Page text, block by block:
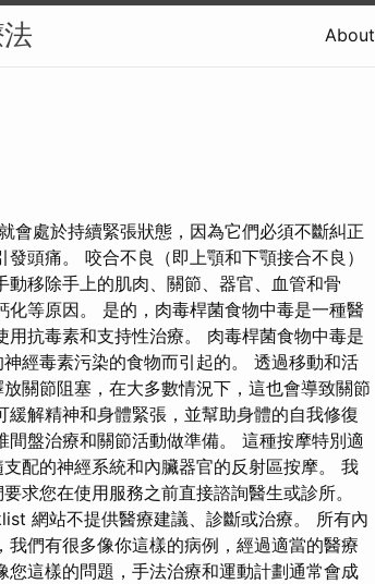
About
會處於持續緊張狀態，因為它們必須不斷糾正
頭痛。 咬合不良（即上顎和下顎接合不良）
移除手上的肌肉、關節、器官、血管和骨
等原因。 是的，肉毒桿菌食物中毒是一種醫
抗毒素和支持性治療。 肉毒桿菌食物中毒是
經毒素污染的食物而引起的。 透過移動和活
關節阻塞，在大多數情況下，這也會導致關節
解精神和身體緊張，並幫助身體的自我修復
盤治療和關節活動做準備。 這種按摩特別適
配的神經系統和內臟器官的反射區按摩。 我
求您在使用服務之前直接諮詢醫生或診所。
網站不提供醫療建議、診斷或治療。 所有內
們有很多像你這樣的病例，經過適當的醫療
這樣的問題，手法治療和運動計劃通常會成